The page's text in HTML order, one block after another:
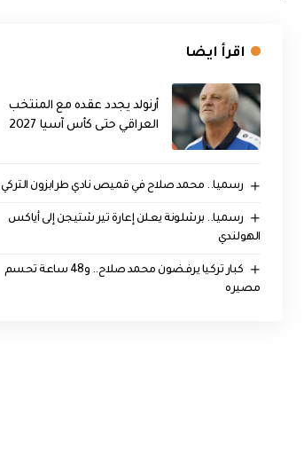
اقرأ ايضا
أرنولد يجدد عقده مع المنتخب
العراقي حتى كأس آسيا 2027
رسميا.. محمد صلاح في قميص نادي طرابزون التركي
رسميا.. برشلونة يعلن إعارة تير شتيجن إلى أياكس
الهولندي
كبار تركيا يرفضون محمد صلاح.. و48 ساعة تحسم
مصيره